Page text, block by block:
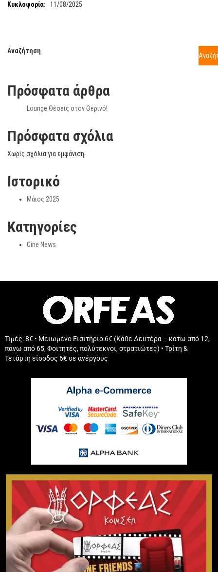
Κυκλοφορία:
11/08/2025
Αναζήτηση
Πρόσφατα άρθρα
Lounge Θέσεις στον Θερινό!
Πρόσφατα σχόλια
Χωρίς σχόλια για εμφάνιση.
Ιστορικό
Μάιος 2025
Kατηγορίες
Cine News
Τιμές: 8€ • Μειωμένο Εισιτήριο:6€ (Κάθε Δευτέρα – κάτω από 12,
πάνω από 65, Φοιτητές, πολύτεκνοι, στρατιώτες) • Τρίτη &
Τετάρτη είσοδος 6€ σε ανέργους